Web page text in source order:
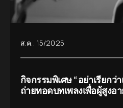
ส.ค.. 15/2025
กิจกรรมพิเศษ “อย่าเรียกว่
ถ่ายทอดบทเพลงเพื่อผู้สูงอ